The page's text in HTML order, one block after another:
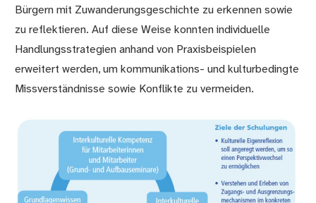
Bürgern mit Zuwanderungsgeschichte zu erkennen sowie
zu reflektieren. Auf diese Weise konnten individuelle
Handlungsstrategien anhand von Praxisbeispielen
erweitert werden, um kommunikations- und kulturbedingte
Missverständnisse sowie Konflikte zu vermeiden.